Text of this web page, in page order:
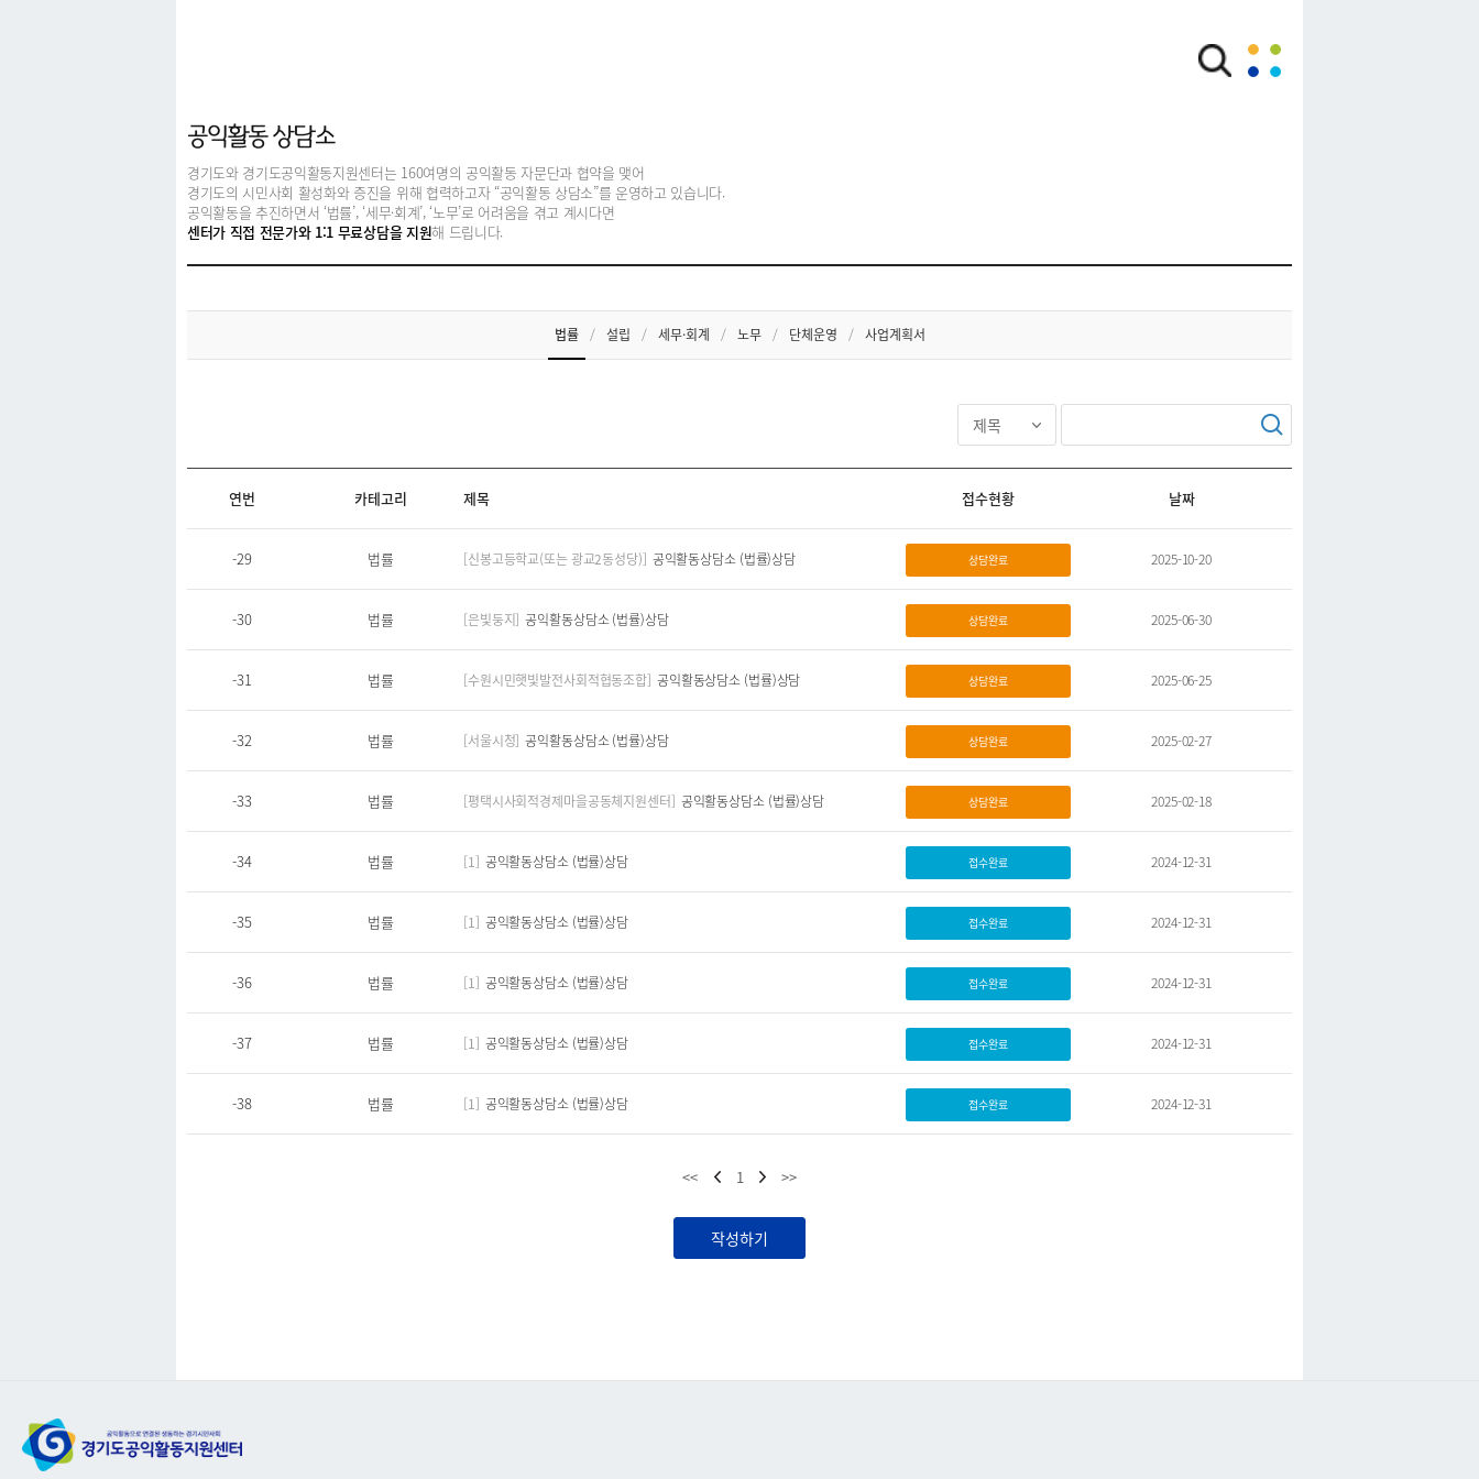
공익활동 상담소
경기도와 경기도공익활동지원센터는 160여명의 공익활동 자문단과 협약을 맺어
경기도의 시민사회 활성화와 증진을 위해 협력하고자 “공익활동 상담소”를 운영하고 있습니다.
공익활동을 추진하면서 ‘법률’, ‘세무·회계’, ‘노무’로 어려움을 겪고 계시다면
센터가 직접 전문가와 1:1 무료상담을 지원해 드립니다.
법률 / 설립 / 세무·회계 / 노무 / 단체운영 / 사업계획서
연번 카테고리 제목 접수현황 날짜
-29 법률 [신봉고등학교(또는 광교2동성당)] 공익활동상담소 (법률)상담 상담완료 2025-10-20
-30 법률 [은빛둥지] 공익활동상담소 (법률)상담 상담완료 2025-06-30
-31 법률 [수원시민햇빛발전사회적협동조합] 공익활동상담소 (법률)상담 상담완료 2025-06-25
-32 법률 [서울시청] 공익활동상담소 (법률)상담 상담완료 2025-02-27
-33 법률 [평택시사회적경제마을공동체지원센터] 공익활동상담소 (법률)상담 상담완료 2025-02-18
-34 법률 [1] 공익활동상담소 (법률)상담 접수완료 2024-12-31
-35 법률 [1] 공익활동상담소 (법률)상담 접수완료 2024-12-31
-36 법률 [1] 공익활동상담소 (법률)상담 접수완료 2024-12-31
-37 법률 [1] 공익활동상담소 (법률)상담 접수완료 2024-12-31
-38 법률 [1] 공익활동상담소 (법률)상담 접수완료 2024-12-31
<< 1 >>
작성하기